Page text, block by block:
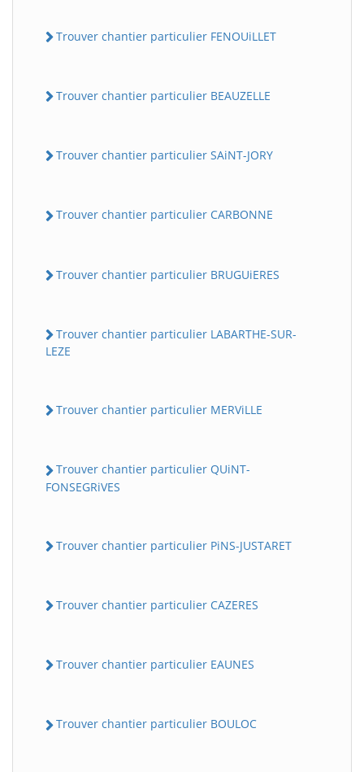
Trouver chantier particulier FENOUiLLET
Trouver chantier particulier BEAUZELLE
Trouver chantier particulier SAiNT-JORY
Trouver chantier particulier CARBONNE
Trouver chantier particulier BRUGUiERES
Trouver chantier particulier LABARTHE-SUR-
LEZE
Trouver chantier particulier MERViLLE
Trouver chantier particulier QUiNT-
FONSEGRiVES
Trouver chantier particulier PiNS-JUSTARET
Trouver chantier particulier CAZERES
Trouver chantier particulier EAUNES
Trouver chantier particulier BOULOC